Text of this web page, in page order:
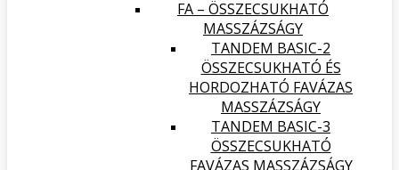
FA – ÖSSZECSUKHATÓ
MASSZÁZSÁGY
TANDEM BASIC-2
ÖSSZECSUKHATÓ ÉS
HORDOZHATÓ FAVÁZAS
MASSZÁZSÁGY
TANDEM BASIC-3
ÖSSZECSUKHATÓ
FAVÁZAS MASSZÁZSÁGY